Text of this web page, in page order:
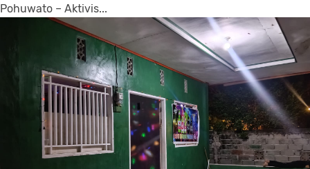
Pohuwato – Aktivis...